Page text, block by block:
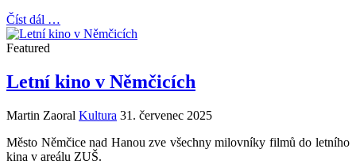
Číst dál …
Featured
Letní kino v Němčicích
Martin Zaoral Kultura 31. červenec 2025
Město Němčice nad Hanou zve všechny milovníky filmů do letního
kina v areálu ZUŠ.